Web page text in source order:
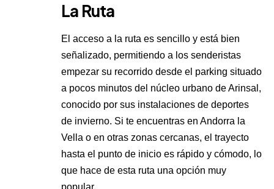
La Ruta
El acceso a la ruta es sencillo y está bien
señalizado, permitiendo a los senderistas
empezar su recorrido desde el parking situado
a pocos minutos del núcleo urbano de Arinsal,
conocido por sus instalaciones de deportes
de invierno. Si te encuentras en Andorra la
Vella o en otras zonas cercanas, el trayecto
hasta el punto de inicio es rápido y cómodo, lo
que hace de esta ruta una opción muy
popular.